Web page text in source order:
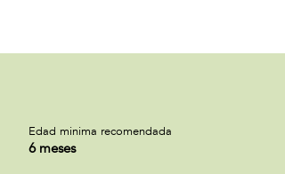
Edad minima recomendada
6 meses